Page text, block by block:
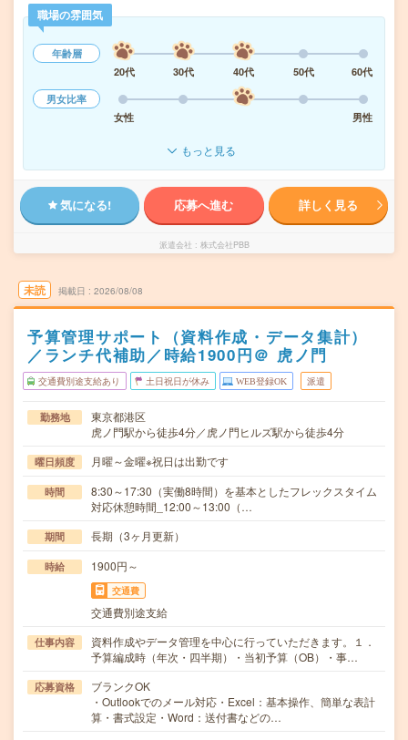
職場の雰囲気
年齢層
20代
30代 40代 50代
60代
男女比率
女性
男性
もっと見る
気になる! 応募へ進む 詳しく見る
派遣会社 株式会社PBB
未読 掲載日 2026/08/08
予算管理サポート（資料作成・データ集計）
／ランチ代補助／時給1900円＠ 虎ノ門
交通費別途支給あり 土日祝日が休み WEB登録OK 派遣
勤務地
東京都港区
虎ノ門駅から徒歩4分／虎ノ門ヒルズ駅から徒歩4分
曜日頻度 月曜～金曜※祝日は出勤です
時間
8:30～17:30（実働8時間）を基本としたフレックスタイム
対応休憩時間_12:00～13:00（…
期間 長期（3ヶ月更新）
時給 1900円～
交通費
交通費別途支給
仕事内容
資料作成やデータ管理を中心に行っていただきます。１．
予算編成時（年次・四半期）・当初予算（OB）・事…
応募資格
ブランクOK
・Outlookでのメール対応・Excel：基本操作、簡単な表計
算・書式設定・Word：送付書などの…